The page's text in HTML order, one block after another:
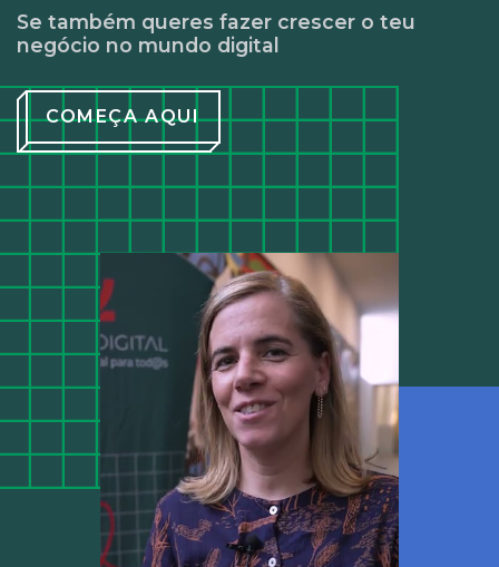
Se também queres fazer crescer o teu
negócio no mundo digital
COMEÇA AQUI